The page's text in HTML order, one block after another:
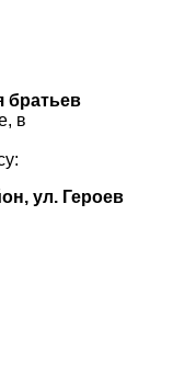
братьев
в
ул. Героев